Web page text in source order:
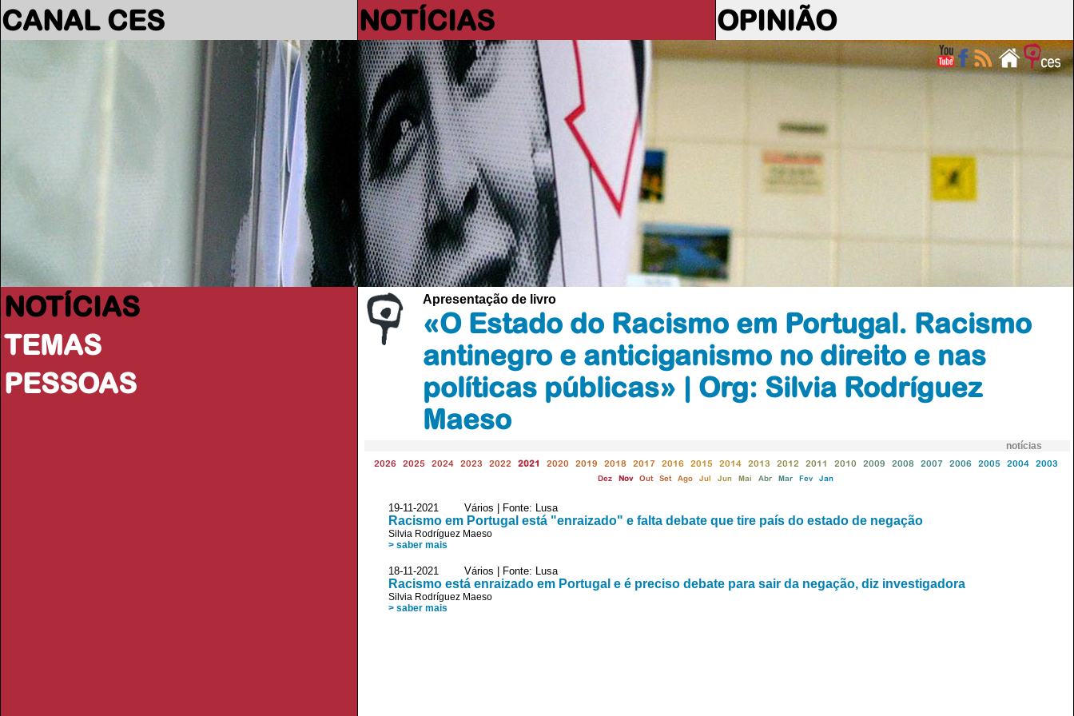
CANAL CES NOTÍCIAS OPINIÃO
NOTÍCIAS
TEMAS
PESSOAS
Apresentação de livro
«O Estado do Racismo em Portugal. Racismo
antinegro e anticiganismo no direito e nas
políticas públicas» | Org: Silvia Rodríguez
Maeso
notícias
2026 2025 2024 2023 2022 2021 2020 2019 2018 2017 2016 2015 2014 2013 2012 2011 2010 2009 2008 2007 2006 2005 2004 2003
Dez Nov Out Set Ago Jul Jun Mai Abr Mar Fev Jan
19-11-2021 Vários | Fonte: Lusa
Racismo em Portugal está "enraizado" e falta debate que tire país do estado de negação
Silvia Rodríguez Maeso
> saber mais
18-11-2021 Vários | Fonte: Lusa
Racismo está enraizado em Portugal e é preciso debate para sair da negação, diz investigadora
Silvia Rodríguez Maeso
> saber mais